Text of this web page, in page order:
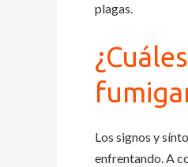
plagas.
Los signos y
enfrentando. A